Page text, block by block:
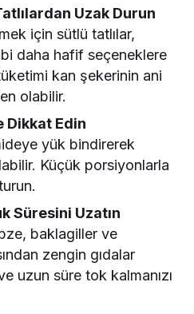
Uzak Durun
için sütlü tatlılar,
daha hafif seçeneklere
kan şekerinin ani
olabilir.
Dikkat Edin
yük bindirerek
Küçük porsiyonlarla
Süresini Uzatın
baklagiller ve
zengin gıdalar
uzun süre tok kalmanızı